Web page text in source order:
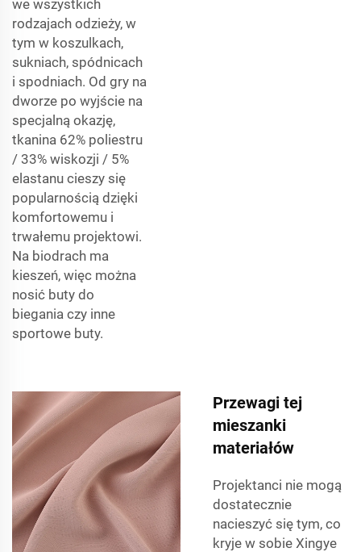
we wszystkich
rodzajach odzieży, w
tym w koszulkach,
sukniach, spódnicach
i spodniach. Od gry na
dworze po wyjście na
specjalną okazję,
tkanina 62% poliestru
/ 33% wiskozji / 5%
elastanu cieszy się
popularnością dzięki
komfortowemu i
trwałemu projektowi.
Na biodrach ma
kieszeń, więc można
nosić buty do
biegania czy inne
sportowe buty.
Przewagi tej
mieszanki
materiałów
Projektanci nie mogą
dostatecznie
nacieszyć się tym, co
kryje w sobie Xingye